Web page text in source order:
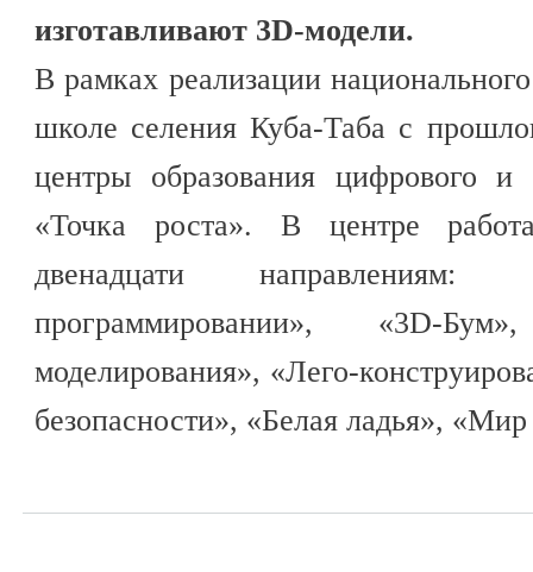
изготавливают 3D-модели.
В рамках реализации
школе селения Куба-Таба с
центры образования цифрового и
«Точка роста». В центре
двенадцати
программировании», «3D-
моделирования», «Лего-
безопасности», «Белая ладья»,